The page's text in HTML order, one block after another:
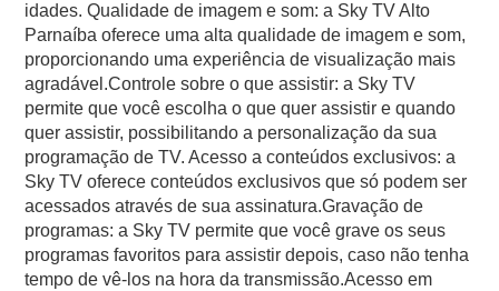
idades. Qualidade de imagem e som: a Sky TV Alto
Parnaíba oferece uma alta qualidade de imagem e som,
proporcionando uma experiência de visualização mais
agradável.Controle sobre o que assistir: a Sky TV
permite que você escolha o que quer assistir e quando
quer assistir, possibilitando a personalização da sua
programação de TV. Acesso a conteúdos exclusivos: a
Sky TV oferece conteúdos exclusivos que só podem ser
acessados através de sua assinatura.Gravação de
programas: a Sky TV permite que você grave os seus
programas favoritos para assistir depois, caso não tenha
tempo de vê-los na hora da transmissão.Acesso em